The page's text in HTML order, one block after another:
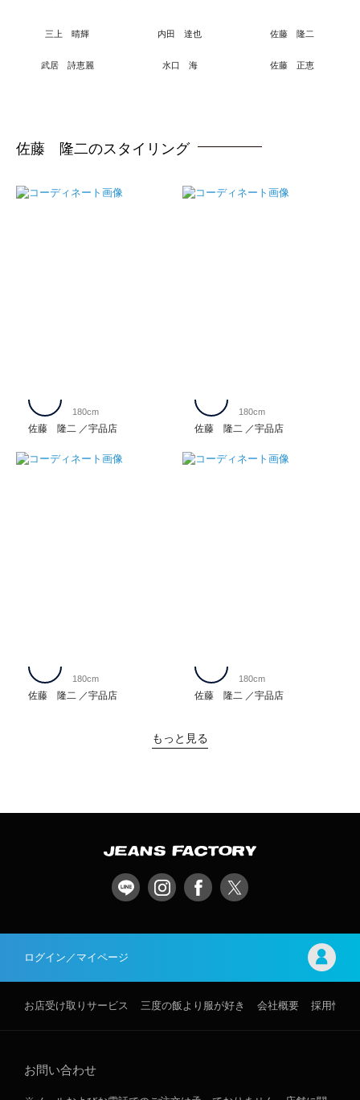
三上 晴輝 内田 達也 佐藤 隆二
武居 詩恵麗 水口 海 佐藤 正恵
佐藤 隆二のスタイリング
佐藤 隆二 宇品店
180cm
佐藤 隆二 宇品店
180cm
佐藤 隆二 宇品店
180cm
佐藤 隆二 宇品店
180cm
もっと見る
ログイン／マイページ
お店受け取りサービス 三度の飯より服が好き 会社概要 採用情報
お問い合わせ